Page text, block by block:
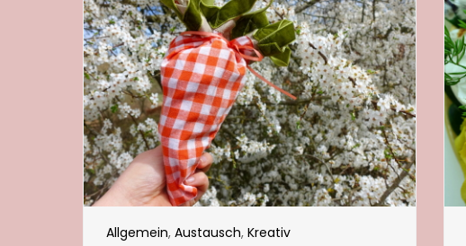
Allgemein, Austausch, Kreativ